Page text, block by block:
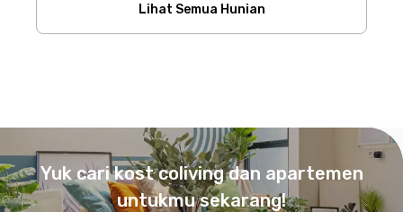
Lihat Semua Hunian
Yuk cari kost coliving dan apartemen
untukmu sekarang!